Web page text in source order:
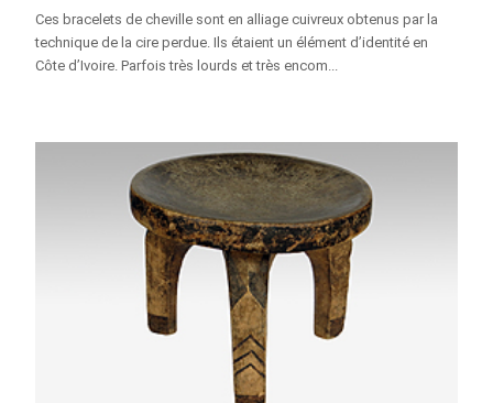
Ces bracelets de cheville sont en alliage cuivreux obtenus par la
technique de la cire perdue. Ils étaient un élément d’identité en
Côte d’Ivoire. Parfois très lourds et très encom...